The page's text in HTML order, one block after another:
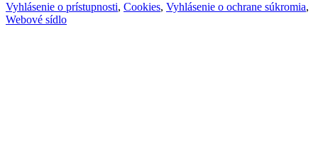
Vyhlásenie o prístupnosti, Cookies, Vyhlásenie o ochrane súkromia,
Webové sídlo